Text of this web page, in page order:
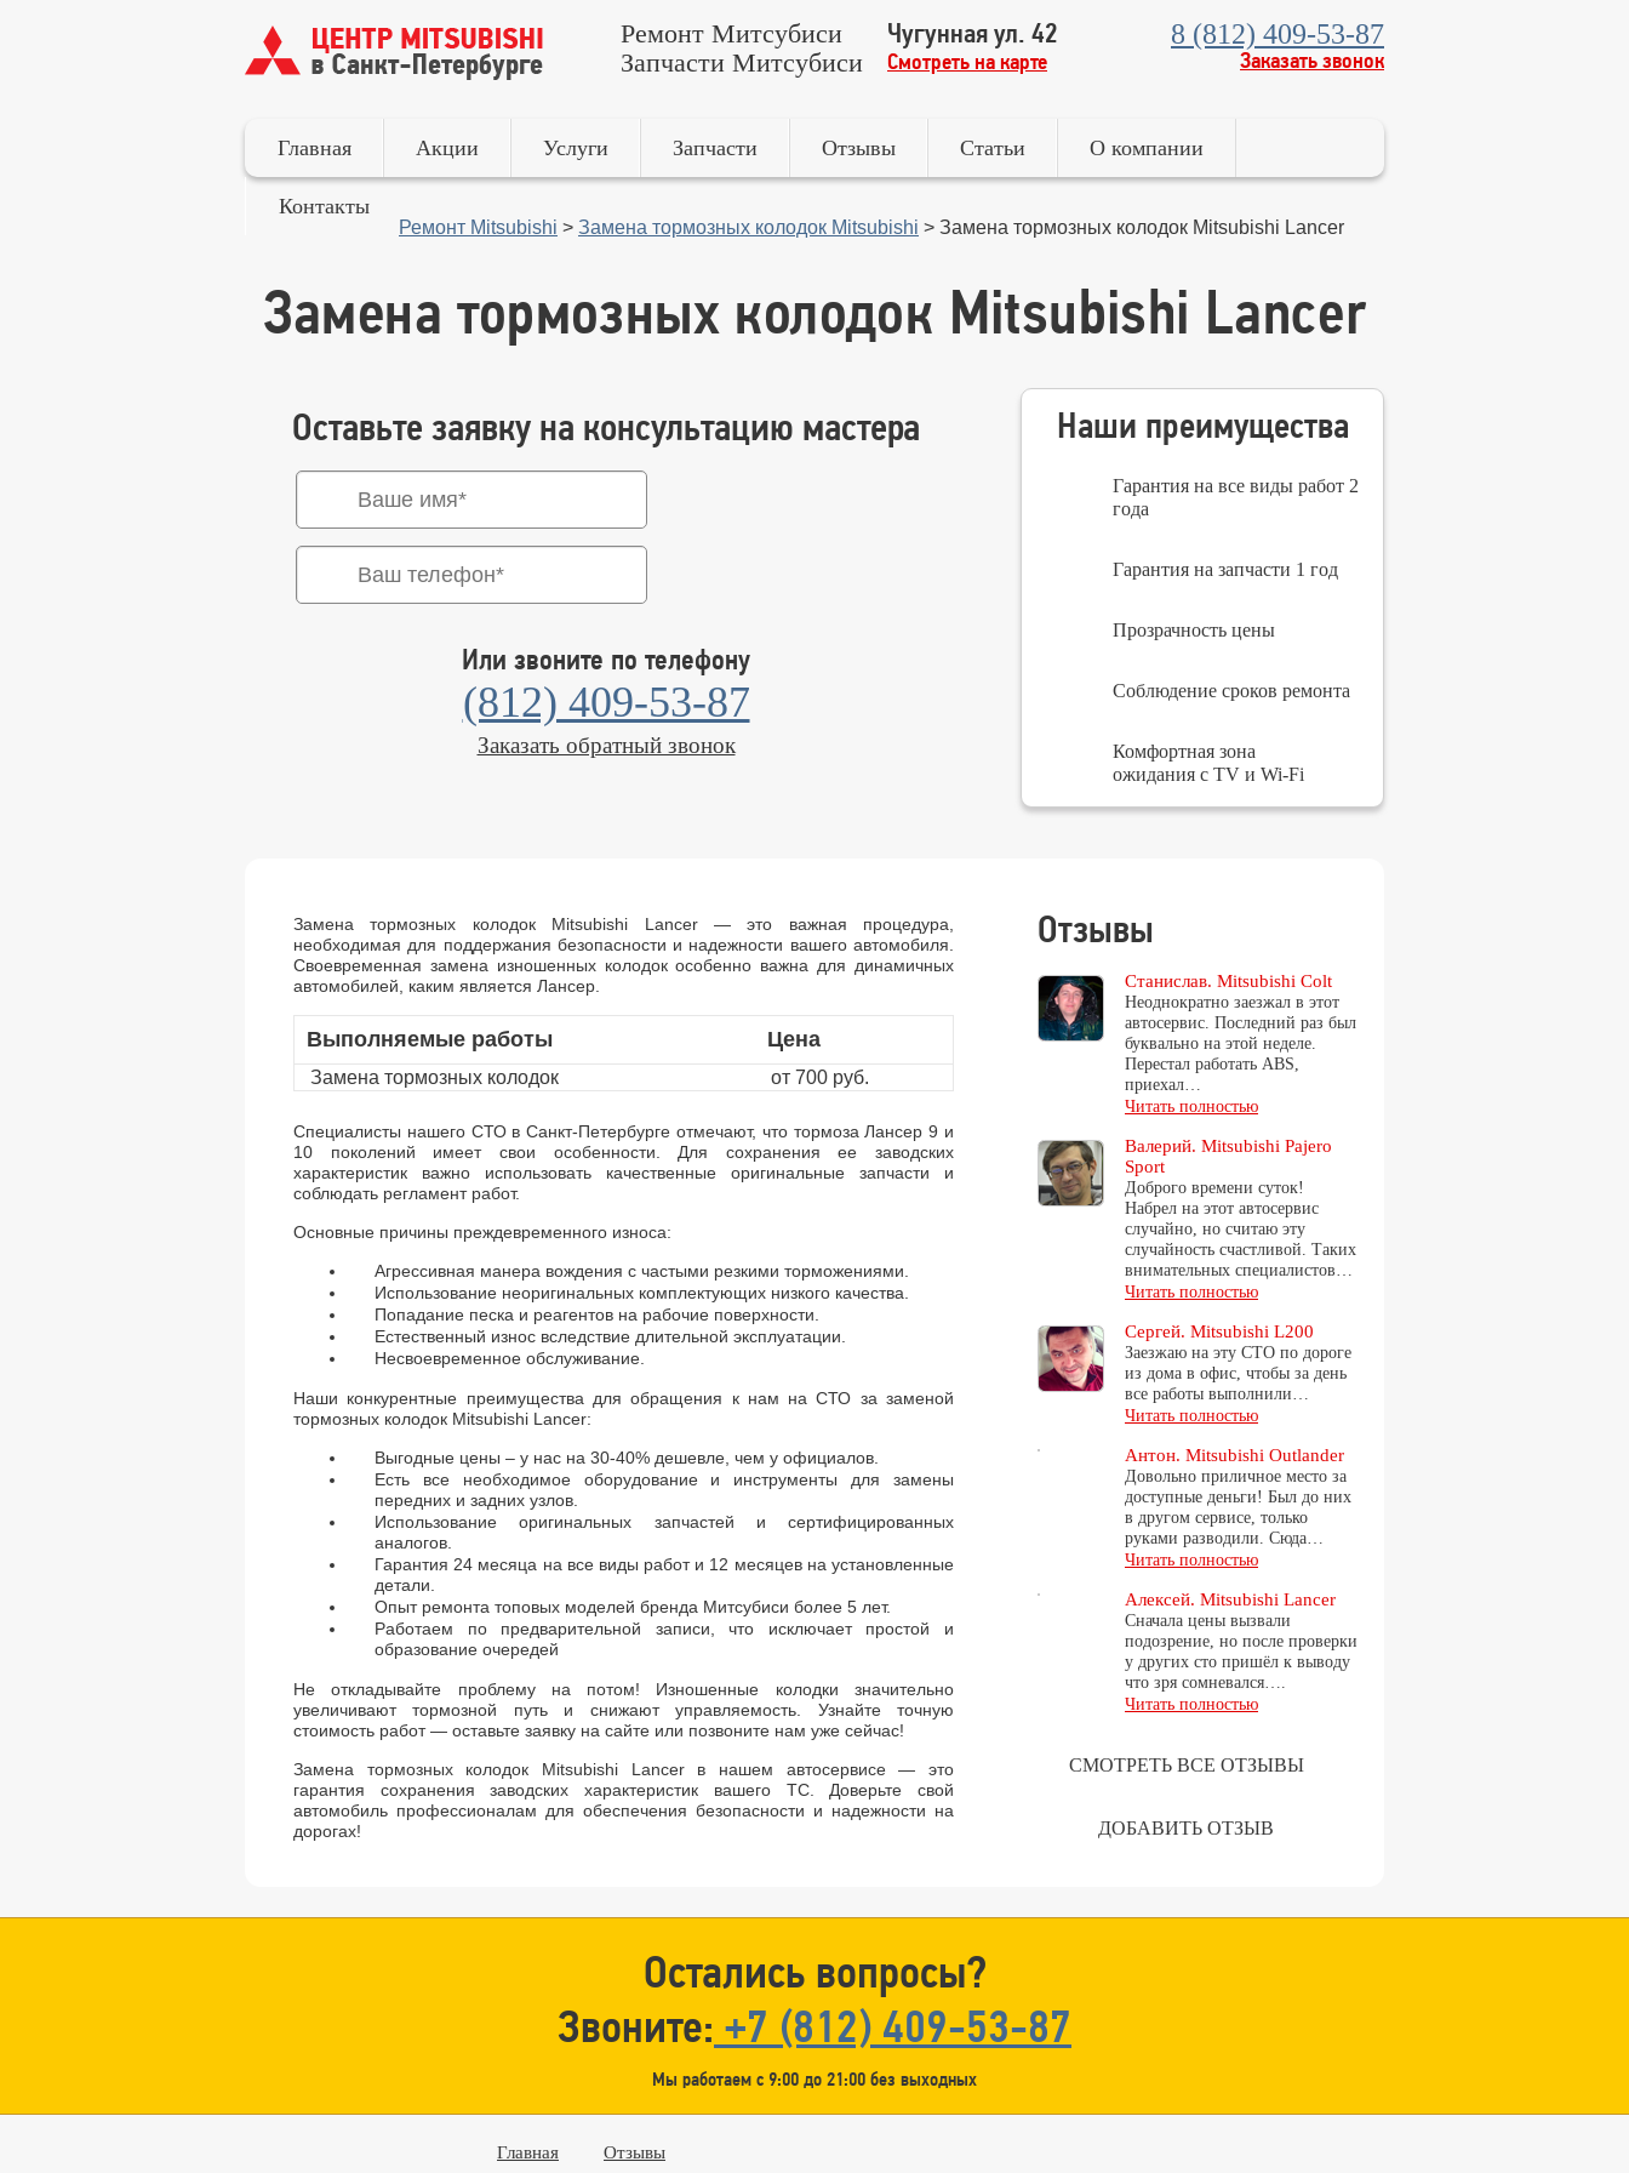
Ремонт Митсубиси
Запчасти Митсубиси
Чугунная ул. 42
Смотреть на карте
8 (812) 409-53-87
Заказать звонок
Главная Акции Услуги Запчасти Отзывы Статьи О компании
Контакты
Ремонт Mitsubishi > Замена тормозных колодок Mitsubishi > Замена тормозных колодок Mitsubishi Lancer
Замена тормозных колодок Mitsubishi Lancer
Оставьте заявку на консультацию мастера
Или звоните по телефону
(812) 409-53-87
Заказать обратный звонок
Наши преимущества
Гарантия на все виды работ 2
года
Гарантия на запчасти 1 год
Прозрачность цены
Соблюдение сроков ремонта
Комфортная зона
ожидания с TV и Wi-Fi
Замена тормозных колодок Mitsubishi Lancer — это важная процедура,
необходимая для поддержания безопасности и надежности вашего автомобиля.
Своевременная замена изношенных колодок особенно важна для динамичных
автомобилей, каким является Лансер.
Выполняемые работы Цена
Замена тормозных колодок от 700 руб.
Специалисты нашего СТО в Санкт-Петербурге отмечают, что тормоза Лансер 9 и
10 поколений имеет свои особенности. Для сохранения ее заводских
характеристик важно использовать качественные оригинальные запчасти и
соблюдать регламент работ.
Основные причины преждевременного износа:
Агрессивная манера вождения с частыми резкими торможениями.
Использование неоригинальных комплектующих низкого качества.
Попадание песка и реагентов на рабочие поверхности.
Естественный износ вследствие длительной эксплуатации.
Несвоевременное обслуживание.
Наши конкурентные преимущества для обращения к нам на СТО за заменой
тормозных колодок Mitsubishi Lancer:
Выгодные цены – у нас на 30-40% дешевле, чем у официалов.
Есть все необходимое оборудование и инструменты для замены
передних и задних узлов.
Использование оригинальных запчастей и сертифицированных
аналогов.
Гарантия 24 месяца на все виды работ и 12 месяцев на установленные
детали.
Опыт ремонта топовых моделей бренда Митсубиси более 5 лет.
Работаем по предварительной записи, что исключает простой и
образование очередей
Не откладывайте проблему на потом! Изношенные колодки значительно
увеличивают тормозной путь и снижают управляемость. Узнайте точную
стоимость работ — оставьте заявку на сайте или позвоните нам уже сейчас!
Замена тормозных колодок Mitsubishi Lancer в нашем автосервисе — это
гарантия сохранения заводских характеристик вашего ТС. Доверьте свой
автомобиль профессионалам для обеспечения безопасности и надежности на
дорогах!
Отзывы
Станислав. Mitsubishi Colt
Неоднократно заезжал в этот
автосервис. Последний раз был
буквально на этой неделе.
Перестал работать ABS,
приехал…
Читать полностью
Валерий. Mitsubishi Pajero
Sport
Доброго времени суток!
Набрел на этот автосервис
случайно, но считаю эту
случайность счастливой. Таких
внимательных специалистов…
Читать полностью
Сергей. Mitsubishi L200
Заезжаю на эту СТО по дороге
из дома в офис, чтобы за день
все работы выполнили…
Читать полностью
Антон. Mitsubishi Outlander
Довольно приличное место за
доступные деньги! Был до них
в другом сервисе, только
руками разводили. Сюда…
Читать полностью
Алексей. Mitsubishi Lancer
Сначала цены вызвали
подозрение, но после проверки
у других сто пришёл к выводу
что зря сомневался….
Читать полностью
СМОТРЕТЬ ВСЕ ОТЗЫВЫ
ДОБАВИТЬ ОТЗЫВ
Остались вопросы?
Звоните: +7 (812) 409-53-87
Мы работаем с 9:00 до 21:00 без выходных
Главная
Отзывы